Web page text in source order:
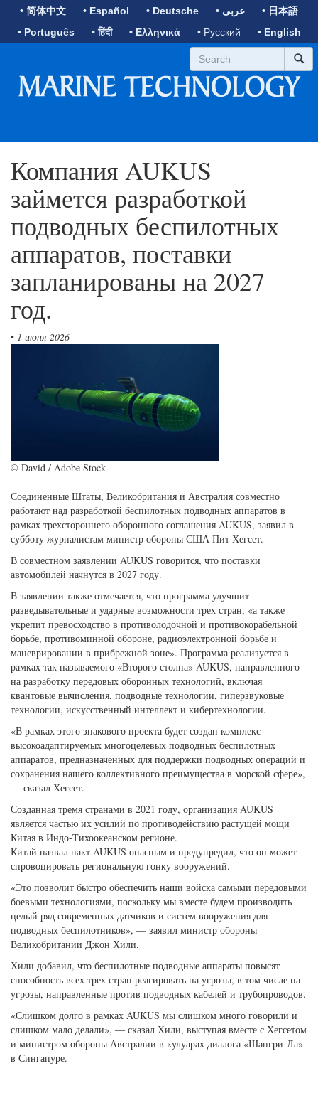
• 简体中文 • Español • Deutsche • عربى
• 日本語
• Português
• हिंदी • Ελληνικά • Русский • English
Компания AUKUS
займется разработкой
подводных беспилотных
аппаратов, поставки
запланированы на 2027
год.
• 1 июня 2026
© David / Adobe Stock
Соединенные Штаты, Великобритания и Австралия совместно
работают над разработкой беспилотных подводных аппаратов в
рамках трехстороннего оборонного соглашения AUKUS, заявил в
субботу журналистам министр обороны США Пит Хегсет.
В совместном заявлении AUKUS говорится, что поставки
автомобилей начнутся в 2027 году.
В заявлении также отмечается, что программа улучшит
разведывательные и ударные возможности трех стран, «а также
укрепит превосходство в противолодочной и противокорабельной
борьбе, противоминной обороне, радиоэлектронной борьбе и
маневрировании в прибрежной зоне». Программа реализуется в
рамках так называемого «Второго столпа» AUKUS, направленного
на разработку передовых оборонных технологий, включая
квантовые вычисления, подводные технологии, гиперзвуковые
технологии, искусственный интеллект и кибертехнологии.
«В рамках этого знакового проекта будет создан комплекс
высокоадаптируемых многоцелевых подводных беспилотных
аппаратов, предназначенных для поддержки подводных операций и
сохранения нашего коллективного преимущества в морской сфере»,
— сказал Хегсет.
Созданная тремя странами в 2021 году, организация AUKUS
является частью их усилий по противодействию растущей мощи
Китая в Индо-Тихоокеанском регионе.
Китай назвал пакт AUKUS опасным и предупредил, что он может
спровоцировать региональную гонку вооружений.
«Это позволит быстро обеспечить наши войска самыми передовыми
боевыми технологиями, поскольку мы вместе будем производить
целый ряд современных датчиков и систем вооружения для
подводных беспилотников», — заявил министр обороны
Великобритании Джон Хили.
Хили добавил, что беспилотные подводные аппараты повысят
способность всех трех стран реагировать на угрозы, в том числе на
угрозы, направленные против подводных кабелей и трубопроводов.
«Слишком долго в рамках AUKUS мы слишком много говорили и
слишком мало делали», — сказал Хили, выступая вместе с Хегсетом
и министром обороны Австралии в кулуарах диалога «Шангри-Ла»
в Сингапуре.